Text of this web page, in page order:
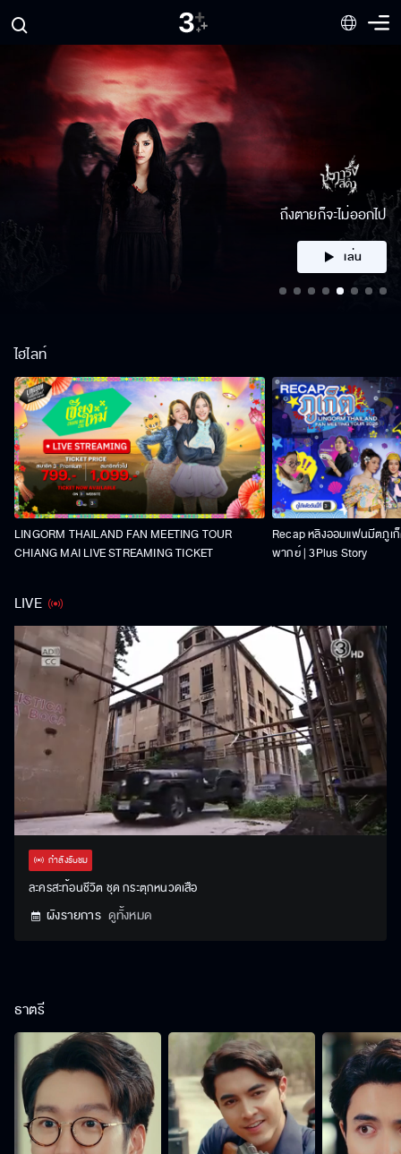
คลิก
ไฮไลท์
LINGORM THAILAND FAN MEETING TOUR
CHIANG MAI LIVE STREAMING TICKET
Recap หลิงออมแฟนมีตภูเ
พากย์ | 3Plus Story
LIVE
UnmuteStream Settings
กำลังรับชม
ละครสะท้อนชีวิต ชุด กระตุกหนวดเสือ
ผังรายการ ดูทั้งหมด
ธาตรี